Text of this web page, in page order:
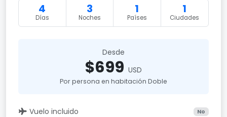
4
Días
3
Noches
1
Países
1
Ciudades
Desde
$699 USD
Por persona en habitación Doble
Vuelo incluido No